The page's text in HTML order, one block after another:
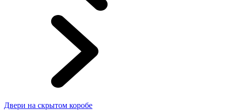
Двери на скрытом коробе